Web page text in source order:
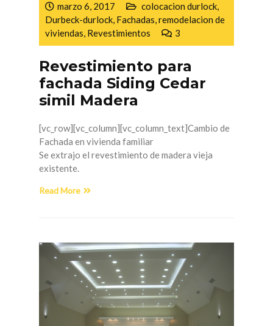
marzo 6, 2017 colocacion durlock,
Durbeck-durlock, Fachadas,remodelacion de
viviendas, Revestimientos 3
Revestimiento para
fachada Siding Cedar
simil Madera
[vc_row][vc_column][vc_column_text]Cambio de
Fachada en vivienda familiar
Se extrajo el revestimiento de madera vieja
existente.
Read More